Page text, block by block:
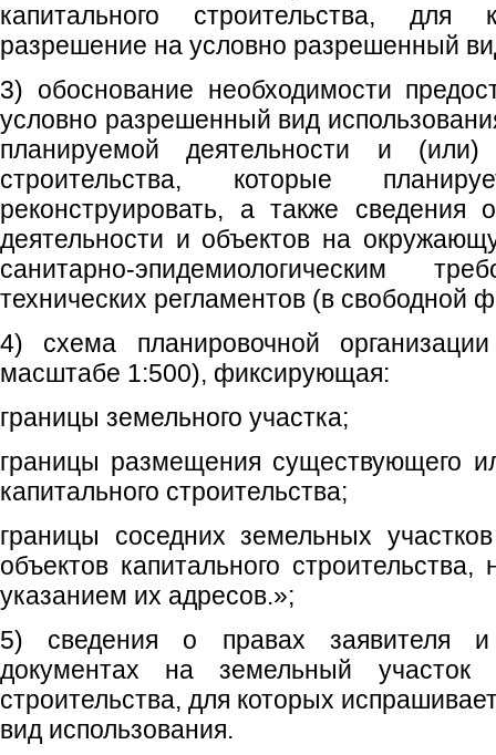
капитального строительства, для
разрешение на условно разрешенный
3) обоснование необходимости
условно разрешенный вид
планируемой деятельности и (или)
строительства, которые
реконструировать, а также сведения
деятельности и объектов на
санитарно-эпидемиологическим
технических регламентов (в свободной
4) схема планировочной
масштабе 1:500), фиксирующая:
границы земельного участка;
границы размещения существующего
капитального строительства;
границы соседних земельных
объектов капитального
указанием их адресов.»;
5) сведения о правах заявителя и
документах на земельный участок
строительства, для которых
вид использования.